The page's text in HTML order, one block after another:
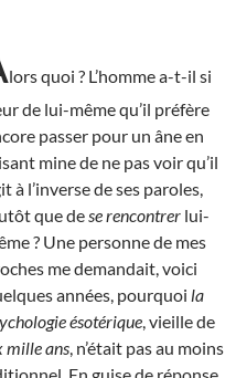
lors quoi ? L’homme a-t-il si
de lui-même qu’il préfère
passer pour un âne en
mine de ne pas voir qu’il
à l’inverse de ses paroles,
que de se rencontrer lui-
? Une personne de mes
me demandait, voici
années, pourquoi la
ésotérique , vieille de
mille ans , n’était pas au moins
En guise de réponse,